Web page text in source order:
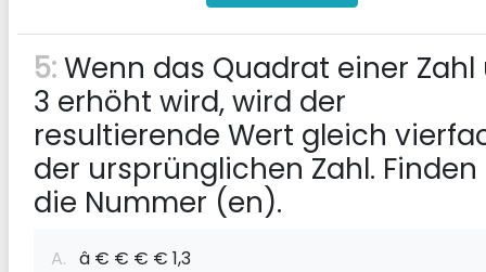
5:Wenn das Quadrat einer Zahl
3 erhöht wird, wird der
resultierende Wert gleich
der ursprünglichen Zahl. Finden
die Nummer (en).
A. â € € € € 1,3